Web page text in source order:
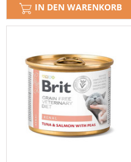
IN DEN WARENKORB